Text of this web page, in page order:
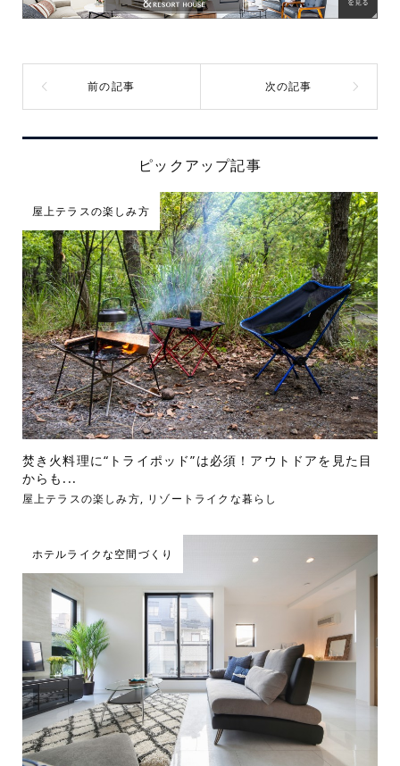
ピックアップ記事
屋上テラスの楽しみ方
焚き火料理に“トライポッド”は必須！アウトドアを見た目
からも...
屋上テラスの楽しみ方, リゾートライクな暮らし
ホテルライクな空間づくり